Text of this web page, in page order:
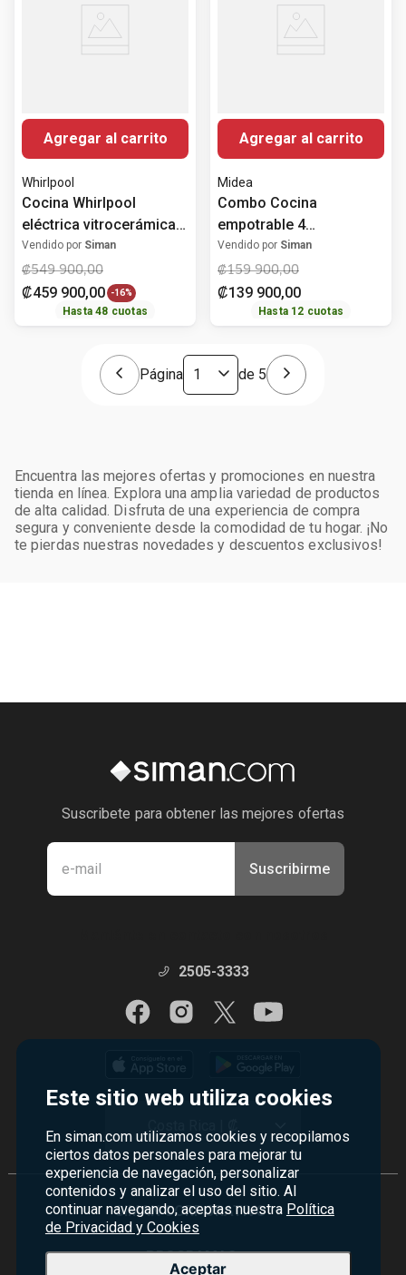
Este sitio web utiliza cookies
En siman.com utilizamos cookies y recopilamos
ciertos datos personales para mejorar tu
experiencia de navegación, personalizar
contenidos y analizar el uso del sitio. Al
continuar navegando, aceptas nuestra Política
de Privacidad y Cookies
Aceptar
Agregar al carrito
Whirlpool
Cocina Whirlpool
eléctrica vitrocerámica
76 cm (30")
WFES3330RS
Vendido por Siman
₡549 900,00
₡459 900,00 -16%
Hasta48 cuotas
Agregar al carrito
Midea
Combo Cocina
empotrable 4
quemadores a gas 61
cm (24")
MTGB24R3402GS +
Campana extractora 61
Midea
Vendido por Siman
₡159 900,00
₡139 900,00
Hasta 12 cuotas
Página de 5
Encuentra las mejores ofertas y promociones en nuestra
tienda en línea. Explora una amplia variedad de productos
de alta calidad. Disfruta de una experiencia de compra
segura y conveniente desde la comodidad de tu hogar. ¡No
te pierdas nuestras novedades y descuentos exclusivos!
Suscribete para obtener las mejores ofertas
Suscribirme
2505-3333
SIMAN CORPORATIVO +
Quiénes Somos
PROGRAMAS +